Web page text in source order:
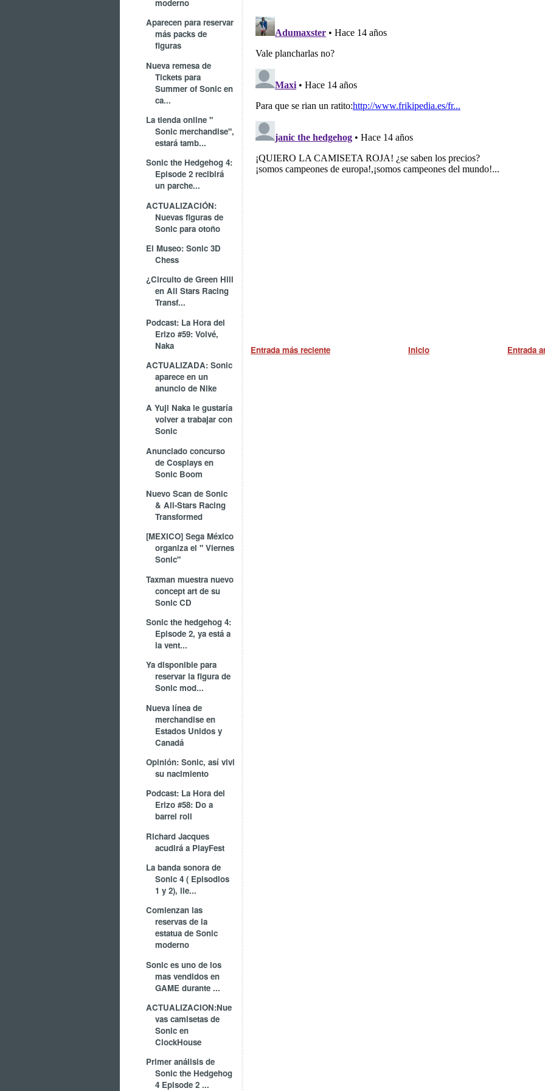
moderno
Aparecen para reservar
más packs de
figuras
Nueva remesa de
Tickets para
Summer of Sonic en
ca...
La tienda online "
Sonic merchandise",
estará tamb...
Sonic the Hedgehog 4:
Episode 2 recibirá
un parche...
ACTUALIZACIÓN:
Nuevas figuras de
Sonic para otoño
El Museo: Sonic 3D
Chess
¿Circuito de Green Hill
en All Stars Racing
Transf...
Podcast: La Hora del
Erizo #59: Volvé,
Naka
ACTUALIZADA: Sonic
aparece en un
anuncio de Nike
A Yuji Naka le gustaría
volver a trabajar con
Sonic
Anunciado concurso
de Cosplays en
Sonic Boom
Nuevo Scan de Sonic
& All-Stars Racing
Transformed
[MEXICO] Sega México
organiza el " Viernes
Sonic"
Taxman muestra nuevo
concept art de su
Sonic CD
Sonic the hedgehog 4:
Episode 2, ya está a
la vent...
Ya disponible para
reservar la figura de
Sonic mod...
Nueva línea de
merchandise en
Estados Unidos y
Canadá
Opinión: Sonic, así vivi
su nacimiento
Podcast: La Hora del
Erizo #58: Do a
barrel roll
Richard Jacques
acudirá a PlayFest
La banda sonora de
Sonic 4 ( Episodios
1 y 2), lle...
Comienzan las
reservas de la
estatua de Sonic
moderno
Sonic es uno de los
mas vendidos en
GAME durante ...
ACTUALIZACION:Nue
vas camisetas de
Sonic en
ClockHouse
Primer análisis de
Sonic the Hedgehog
4 Episode 2 ...
Entrada más reciente Entrada
Inicio